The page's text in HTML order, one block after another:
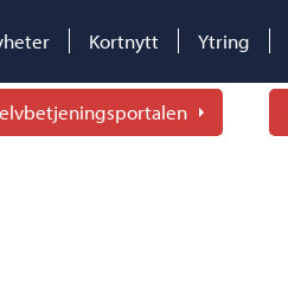
Kortnytt Ytring